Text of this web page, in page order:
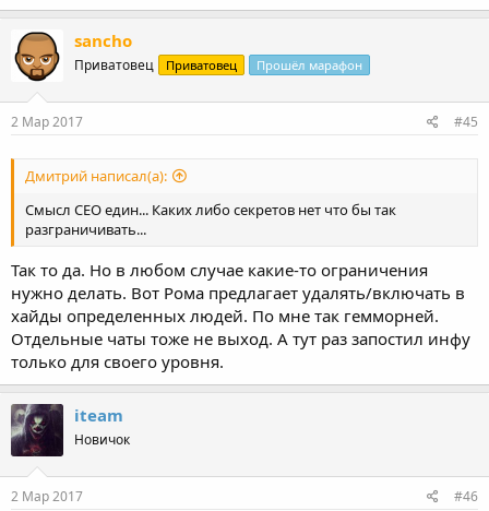
sancho
Приватовец Приватовец Прошёл марафон
2 Мар 2017 #45
Дмитрий написал(а):
Смысл СЕО един... Каких либо секретов нет что бы так
разграничивать...
Так то да. Но в любом случае какие-то ограничения
нужно делать. Вот Рома предлагает удалять/включать в
хайды определенных людей. По мне так гемморней.
Отдельные чаты тоже не выход. А тут раз запостил инфу
только для своего уровня.
iteam
Новичок
2 Мар 2017 #46